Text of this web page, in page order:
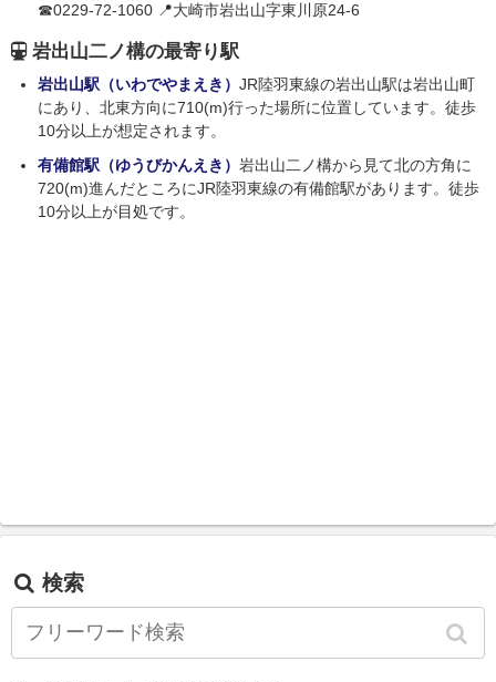
☎0229-72-1060 📍大崎市岩出山字東川原24-6
岩出山二ノ構の最寄り駅
岩出山駅（いわでやまえき） JR陸羽東線の岩出山駅は岩出山町
にあり、北東方向に710(m)行った場所に位置しています。徒歩
10分以上が想定されます。
有備館駅（ゆうびかんえき） 岩出山二ノ構から見て北の方角に
720(m)進んだところにJR陸羽東線の有備館駅があります。徒歩
10分以上が目処です。
検索